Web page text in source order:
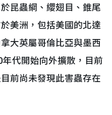
蟲綱、纓翅目、錐尾
美洲，包括美國的北達
大英屬哥倫比亞與墨西
代開始向外擴散，目前
前尚未發現此害蟲存在